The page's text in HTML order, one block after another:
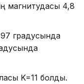
магнитудасы 4,8
градусында
K=11 болды.